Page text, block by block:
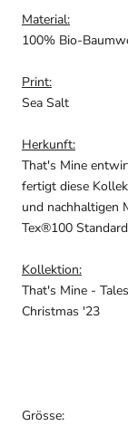
Material:
100% Bio-
Print:
Sea Salt
Herkunft:
That's Mine
fertigt diese
und nachhaltigen
Tex®100
Kollektion:
That's Mine -
Christmas '23
Grösse: